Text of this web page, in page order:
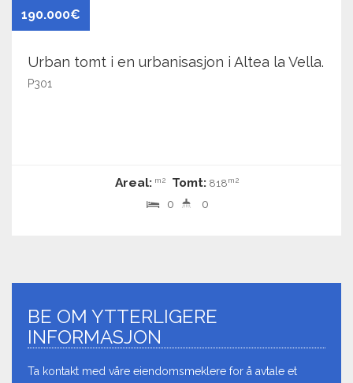
190.000€
Urban tomt i en urbanisasjon i Altea la Vella.
P301
Areal: m2 Tomt:818m2
0 0
BE OM YTTERLIGERE
INFORMASJON
Ta kontakt med våre eiendomsmeklere for å avtale et